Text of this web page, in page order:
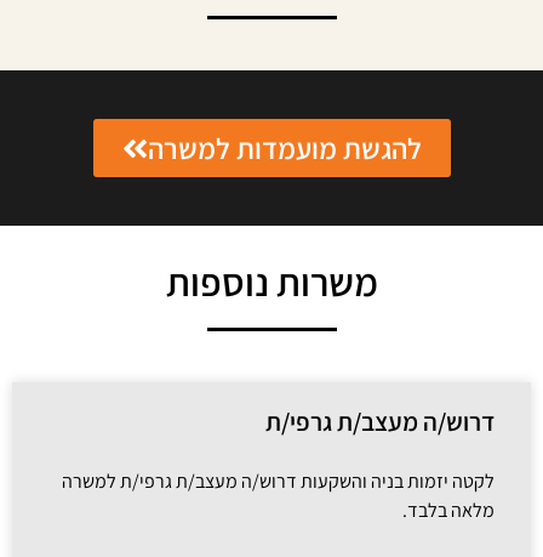
להגשת מועמדות למשרה
משרות נוספות
דרוש/ה מעצב/ת גרפי/ת
לקטה יזמות בניה והשקעות דרוש/ה מעצב/ת גרפי/ת למשרה
מלאה בלבד.